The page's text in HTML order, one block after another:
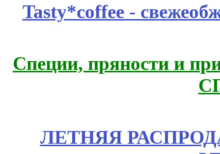
Tasty*coffee -
Специи, пряности и
ЛЕТНЯЯ